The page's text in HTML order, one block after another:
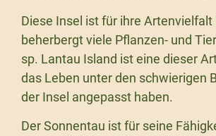
Diese Insel ist für ihre Artenvielfalt
beherbergt viele Pflanzen- und
sp. Lantau Island ist eine dieser
das Leben unter den schwierigen
der Insel angepasst haben.
Der Sonnentau ist für seine